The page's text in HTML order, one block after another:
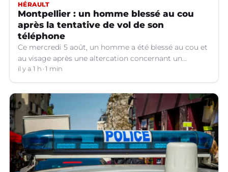
HÉRAULT
Montpellier : un homme blessé au cou
après la tentative de vol de son
téléphone
Ce mercredi 5 août, un homme a été blessé au cou et
au visage après une altercation concernant un
téléphone portable à Montpellier (Hérault).
il y a 1 h 1 min